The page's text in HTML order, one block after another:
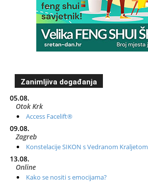
Zanimljiva događanja
05.08.
Otok Krk
Access Facelift®
09.08.
Zagreb
Konstelacije SIKON s Vedranom Kraljetom
13.08.
Online
Kako se nositi s emocijama?